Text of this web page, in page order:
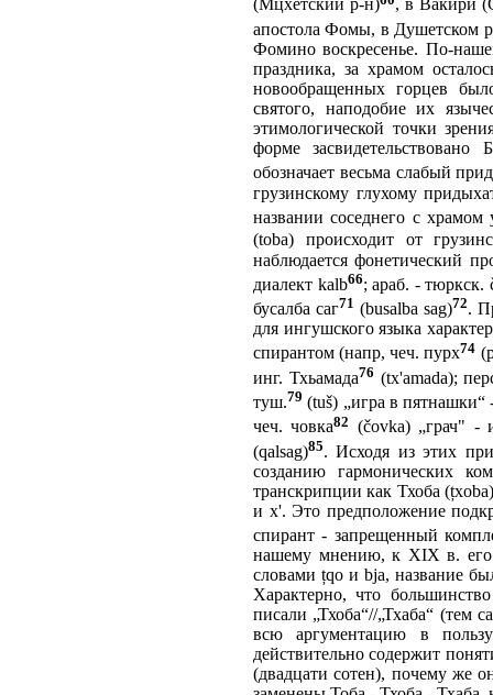
(Мцхетский р-н)
, в Вакири
апостола Фомы, в Душетском
Фомино воскресенье. По-
праздника, за храмом
новообращенных горцев
святого, наподобие их
этимологической точки
форме
обозначает весьма слабый
грузинскому глухому
названии соседнего с
(toba) происходит от
наблюдается фонетический
диалект kalb66; араб. - тюркск.
бусалба саг71 (busalba sag)72.
для ингушского языка
спирантом (напр, чеч. пурх74
инг. Тхьамада76 (tx'amada);
туш.79 (tuš) „игра в пятнашки“
чеч. човка82 (čovka) „грач" -
(qalsag)85. Исходя из этих
созданию гармонических
транскрипции как Тхоба
и х'. Это предположение
спирант - запрещенный
нашему мнению, к XIX в. его
словами țqo и bja, название
Характерно, что
писали „Тхоба“//„Тхаба“ (тем
всю аргументацию в
действительно содержит
(двадцати сотен), почему же